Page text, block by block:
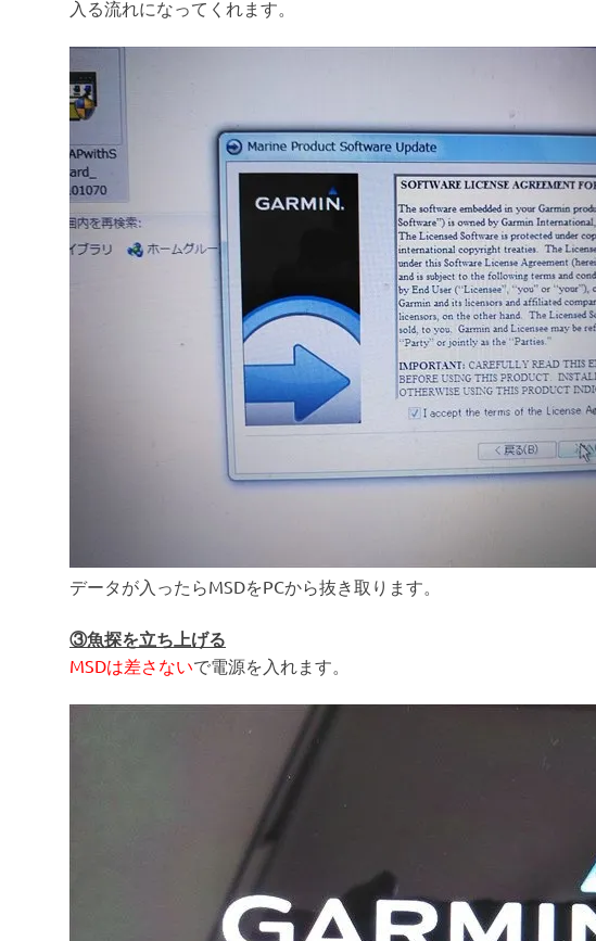
入る流れになってくれます。
データが入ったらMSDをPCから抜き取ります。
③魚探を立ち上げる
MSDは差さないで電源を入れます。